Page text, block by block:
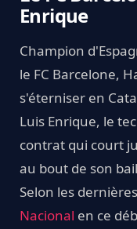
Enrique
Champion
le FC Barcelone,
s'éterniser en
Luis Enrique, le
contrat qui court
au bout de son
Selon les
Nacional en ce